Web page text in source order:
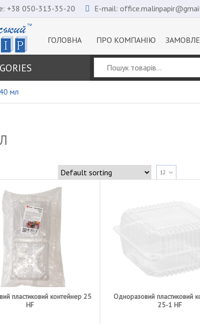
+38 050-313-35-20 E-mail:
ГОЛОВНА ПРО КОМПАНІЮ
мл
12
пластиковий контейнер 25
HF
Одноразовий пластиковий
25-1 HF